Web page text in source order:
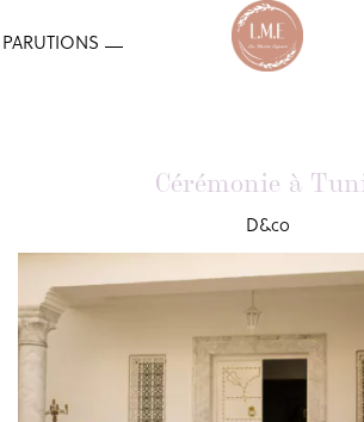
Cérémonie à
D&co